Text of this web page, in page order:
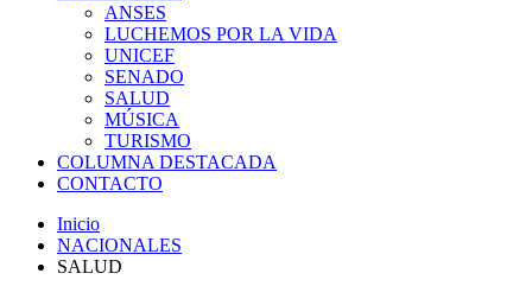
ANSES
LUCHEMOS POR LA VIDA
UNICEF
SENADO
SALUD
MÚSICA
TURISMO
COLUMNA DESTACADA
CONTACTO
Inicio
NACIONALES
SALUD